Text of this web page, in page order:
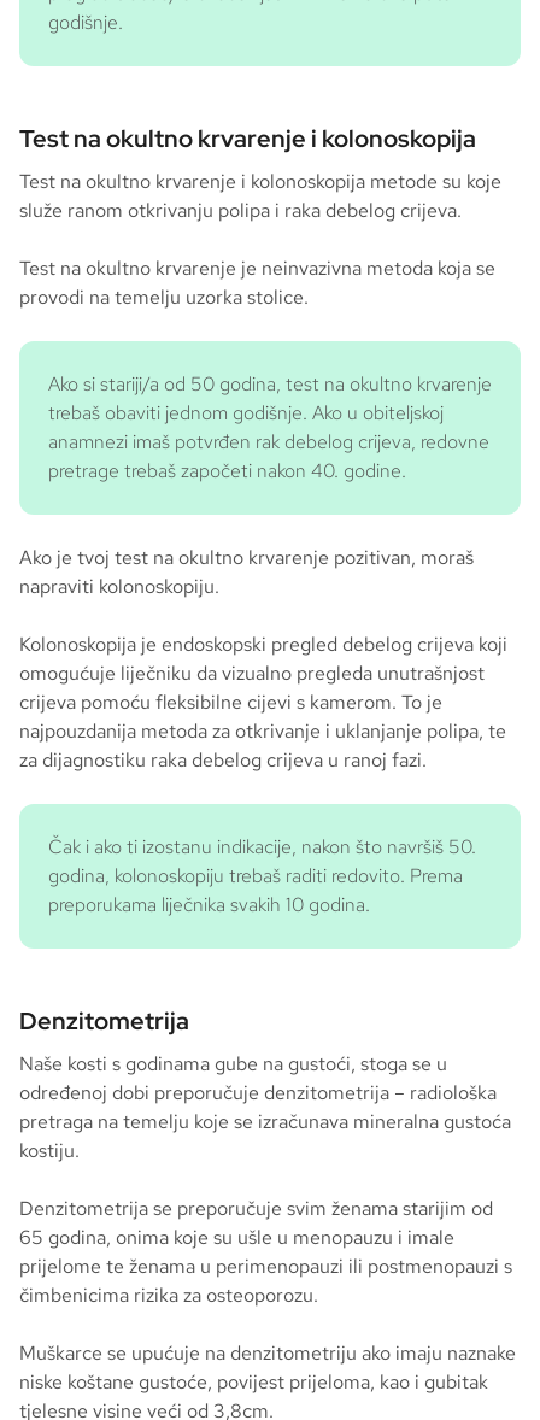
godišnje.
Test na okultno krvarenje i kolonoskopija
Test na okultno krvarenje i kolonoskopija metode su koje
služe ranom otkrivanju polipa i raka debelog crijeva.
Test na okultno krvarenje je neinvazivna metoda koja se
provodi na temelju uzorka stolice.
Ako si stariji/a od 50 godina, test na okultno krvarenje
trebaš obaviti jednom godišnje. Ako u obiteljskoj
anamnezi imaš potvrđen rak debelog crijeva, redovne
pretrage trebaš započeti nakon 40. godine.
Ako je tvoj test na okultno krvarenje pozitivan, moraš
napraviti kolonoskopiju.
Kolonoskopija je endoskopski pregled debelog crijeva koji
omogućuje liječniku da vizualno pregleda unutrašnjost
crijeva pomoću fleksibilne cijevi s kamerom. To je
najpouzdanija metoda za otkrivanje i uklanjanje polipa, te
za dijagnostiku raka debelog crijeva u ranoj fazi.
Čak i ako ti izostanu indikacije, nakon što navršiš 50.
godina, kolonoskopiju trebaš raditi redovito. Prema
preporukama liječnika svakih 10 godina.
Denzitometrija
Naše kosti s godinama gube na gustoći, stoga se u
određenoj dobi preporučuje denzitometrija – radiološka
pretraga na temelju koje se izračunava mineralna gustoća
kostiju.
Denzitometrija se preporučuje svim ženama starijim od
65 godina, onima koje su ušle u menopauzu i imale
prijelome te ženama u perimenopauzi ili postmenopauzi s
čimbenicima rizika za osteoporozu.
Muškarce se upućuje na denzitometriju ako imaju naznake
niske koštane gustoće, povijest prijeloma, kao i gubitak
tjelesne visine veći od 3,8cm.